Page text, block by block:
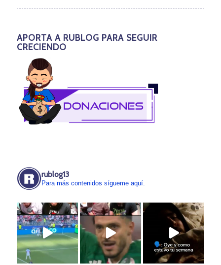
APORTA A RUBLOG PARA SEGUIR
CRECIENDO
rublog13
Para más contenidos sígueme aquí.